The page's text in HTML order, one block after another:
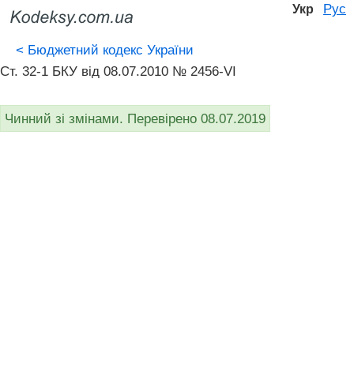
Укр Рус
< Бюджетний кодекс України
Ст. 32-1 БКУ від 08.07.2010 № 2456-VI
Чинний зі змінами. Перевірено 08.07.2019